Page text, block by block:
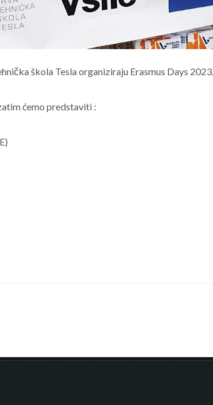
škola Tesla organiziraju Erasmus Days
ćemo predstaviti :